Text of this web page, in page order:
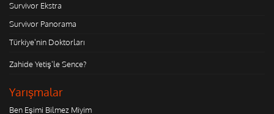
Survivor Ekstra
Survivor Panorama
Türkiye'nin Doktorları
Zahide Yetiş'le Sence?
Yarışmalar
Ben Eşimi Bilmez Miyim